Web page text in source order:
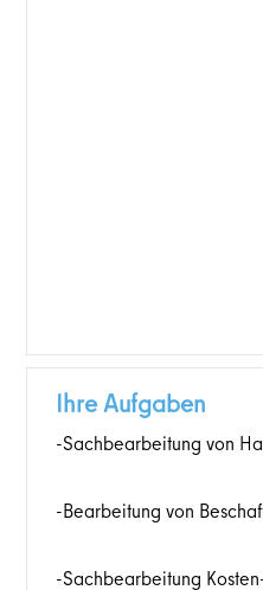
Ihre Aufgaben
-Sachbearbeitung von
-Bearbeitung von
-Sachbearbeitung